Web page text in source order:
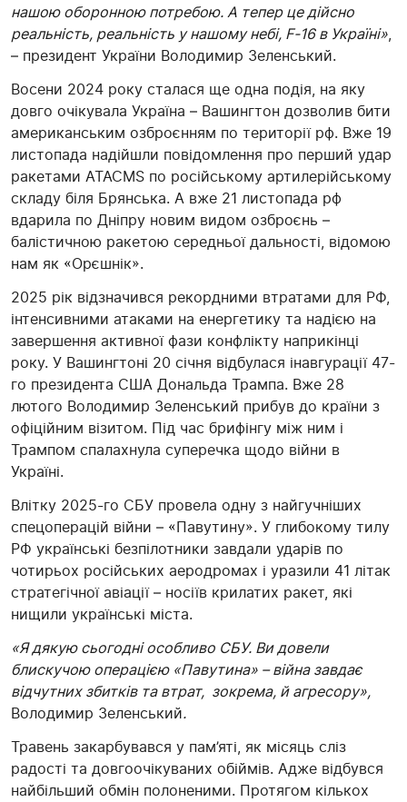
нашою оборонною потребою. А тепер це дійсно
реальність, реальність у нашому небі, F-16 в Україні»,
– президент України Володимир Зеленський.
Восени 2024 року сталася ще одна подія, на яку
довго очікувала Україна – Вашингтон дозволив бити
американським озброєнням по території рф. Вже 19
листопада надійшли повідомлення про перший удар
ракетами ATACMS по російському артилерійському
складу біля Брянська. А вже 21 листопада рф
вдарила по Дніпру новим видом озброєнь –
балістичною ракетою середньої дальності, відомою
нам як «Орєшнік».
2025 рік відзначився рекордними втратами для РФ,
інтенсивними атаками на енергетику та надією на
завершення активної фази конфлікту наприкінці
року. У Вашингтоні 20 січня відбулася інавгурації 47-
го президента США Дональда Трампа. Вже 28
лютого Володимир Зеленський прибув до країни з
офіційним візитом. Під час брифінгу між ним і
Трампом спалахнула суперечка щодо війни в
Україні.
Влітку 2025-го СБУ провела одну з найгучніших
спецоперацій війни – «Павутину». У глибокому тилу
РФ українські безпілотники завдали ударів по
чотирьох російських аеродромах і уразили 41 літак
стратегічної авіації – носіїв крилатих ракет, які
нищили українські міста.
«Я дякую сьогодні особливо СБУ. Ви довели
блискучою операцією «Павутина» – війна завдає
відчутних збитків та втрат, зокрема, й агресору»,
Володимир Зеленський.
Травень закарбувався у пам’яті, як місяць сліз
радості та довгоочікуваних обіймів. Адже відбувся
найбільший обмін полоненими. Протягом кількох